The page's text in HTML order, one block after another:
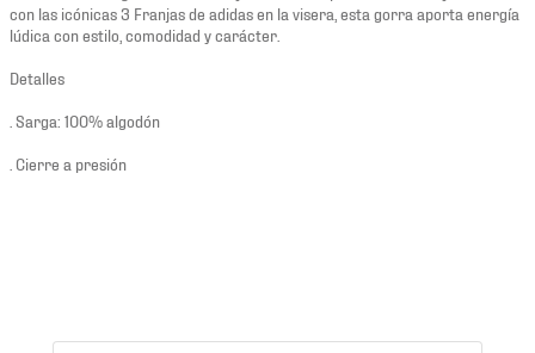
con las icónicas 3 Franjas de adidas en la visera, esta gorra aporta energía
lúdica con estilo, comodidad y carácter.
Detalles
. Sarga: 100% algodón
. Cierre a presión